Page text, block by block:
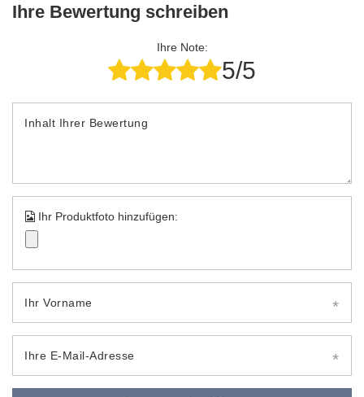
Ihre Bewertung schreiben
Ihre Note:
5/5
Inhalt Ihrer Bewertung
Ihr Produktfoto hinzufügen:
Ihr Vorname
Ihre E-Mail-Adresse